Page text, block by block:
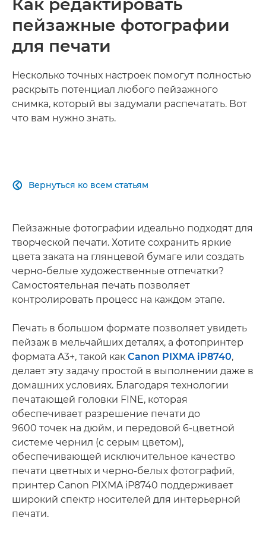
Как редактировать
пейзажные фотографии
для печати
Несколько точных настроек помогут полностью
раскрыть потенциал любого пейзажного
снимка, который вы задумали распечатать. Вот
что вам нужно знать.
Вернуться ко всем статьям

Пейзажные фотографии идеально подходят для
творческой печати. Хотите сохранить яркие
цвета заката на глянцевой бумаге или создать
черно-белые художественные отпечатки?
Самостоятельная печать позволяет
контролировать процесс на каждом этапе.
Печать в большом формате позволяет увидеть
пейзаж в мельчайших деталях, а фотопринтер
формата A3+, такой как Canon PIXMA iP8740,
делает эту задачу простой в выполнении даже в
домашних условиях. Благодаря технологии
печатающей головки FINE, которая
обеспечивает разрешение печати до
9600 точек на дюйм, и передовой 6-цветной
системе чернил (с серым цветом),
обеспечивающей исключительное качество
печати цветных и черно-белых фотографий,
принтер Canon PIXMA iP8740 поддерживает
широкий спектр носителей для интерьерной
печати.